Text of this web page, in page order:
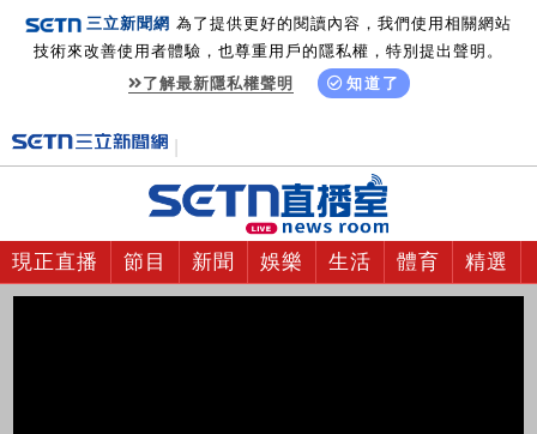
三立新聞網 為了提供更好的閱讀內容，我們使用相關網站
技術來改善使用者體驗，也尊重用戶的隱私權，特別提出聲明。
了解最新隱私權聲明
知道了
現正直播 節目 新聞 娛樂 生活 體育 精選